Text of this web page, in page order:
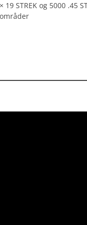
× 19 STREK og 5000